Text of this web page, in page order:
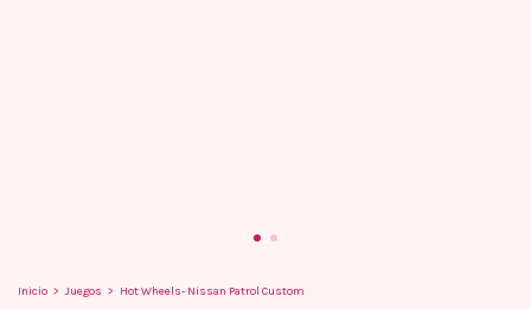
Inicio > Juegos > Hot Wheels- Nissan Patrol Custom